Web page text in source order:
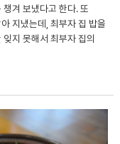
겨 보냈다고 한다. 또
지냈는데, 최부자 집 밥을
지 못해서 최부자 집의